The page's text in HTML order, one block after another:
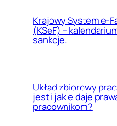
Krajowy System e-
(KSeF) –
sankcje.
Układ zbiorowy
jest i jakie daje
pracownikom?